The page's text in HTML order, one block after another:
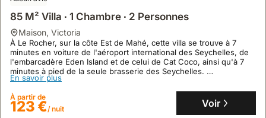
85 M² Villa ∙ 1 Chambre ∙ 2 Personnes
maison, Victoria
À Le Rocher, sur la côte Est de Mahé, cette villa se trouve à 7
minutes en voiture de l'aéroport international des Seychelles, de
l'embarcadère Eden Island et de celui de Cat Coco, ainsi qu'à 7
minutes à pied de la seule brasserie des Seychelles.
Ce logement de vacances d'une superficie de 85 m² offre une
capacité d'accueil de 2 personnes avec une cuisine équipée, la
climatisation, une terrasse meublée et un jardin tropical luxuriant.
En savoir plus
À partir de
123 €/ nuit Voir